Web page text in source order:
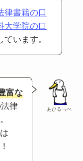
律書籍の口
大学院の口
ています。
あひるっぺ
富な
律